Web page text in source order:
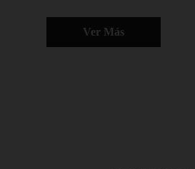
Ver Más